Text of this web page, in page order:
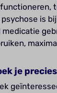
is
medicatie
je